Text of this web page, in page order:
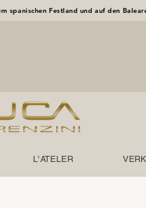
spanischen Festland und auf den
L'ATELER